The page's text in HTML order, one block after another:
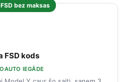
bez maksas
FSD kods
IEGĀDE